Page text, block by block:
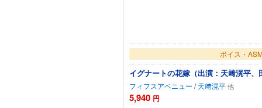
ボイス・
イグナートの花嫁（出演：天﨑滉平
フィフスアベニュー / 天﨑滉平
5,940 円